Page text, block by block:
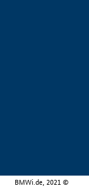
BMWi.de, 2021 ©